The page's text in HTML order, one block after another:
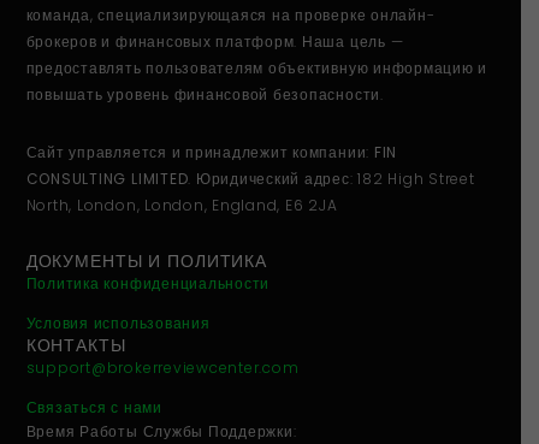
команда, специализирующаяся на проверке онлайн-
брокеров и финансовых платформ. Наша цель —
предоставлять пользователям объективную информацию и
повышать уровень финансовой безопасности.
Сайт управляется и принадлежит компании: FIN
CONSULTING LIMITED. Юридический адрес: 182 High Street
North, London, London, England, E6 2JA
ДОКУМЕНТЫ И ПОЛИТИКА
Политика конфиденциальности
Условия использования
КОНТАКТЫ
support@brokerreviewcenter.com
Связаться с нами
Время Работы Службы Поддержки: